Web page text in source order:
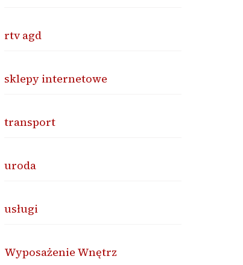
rtv agd
sklepy internetowe
transport
uroda
usługi
Wyposażenie Wnętrz